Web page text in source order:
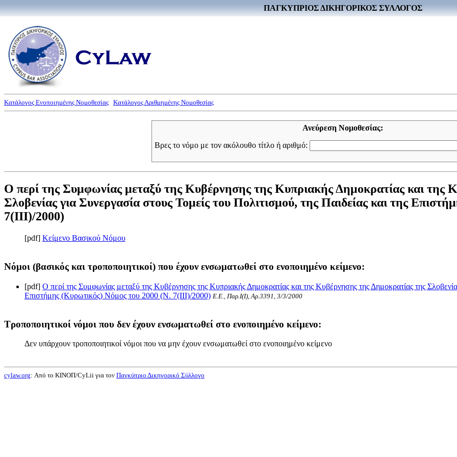
ΠΑΓΚΥΠΡΙΟΣ ΔΙΚΗΓΟΡΙΚΟΣ ΣΥΛΛΟΓΟΣ
Κατάλογος Ενοποιημένης Νομοθεσίας Κατάλογος Αριθμημένης Νομοθεσίας
Ανεύρεση Νομοθεσίας:
Βρες το νόμο με τον ακόλουθο τίτλο ή αριθμό:
Ο περί της Συμφωνίας μεταξύ της Κυβέρνησης της Κυπριακής Δημοκρατίας και της
Σλοβενίας για Συνεργασία στους Τομείς του Πολιτισμού, της Παιδείας και της
7(III)/2000)
[pdf] Κείμενο Βασικού Νόμου
Νόμοι (βασικός και τροποποιητικοί) που έχουν ενσωματωθεί στο ενοποιημένο κείμενο:
[pdf] Ο περί της Συμφωνίας μεταξύ της Κυβέρνησης της Κυπριακής Δημοκρατίας και της Κυβέρνησης της Δημοκρατίας της
Επιστήμης (Κυρωτικός) Νόμος του 2000 (Ν. 7(III)/2000) Ε.Ε., Παρ.Ι(I), Αρ.3391, 3/3/2000
Τροποποιητικοί νόμοι που δεν έχουν ενσωματωθεί στο ενοποιημένο κείμενο:
Δεν υπάρχουν τροποποιητικοί νόμοι που να μην έχουν ενσωματωθεί στο ενοποιημένο κείμενο
cylaw.org: Από το ΚΙΝOΠ/CyLii για τον Παγκύπριο Δικηγορικό Σύλλογο